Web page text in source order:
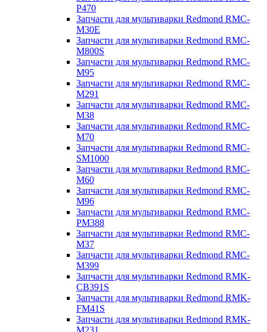
P470
Запчасти для мультиварки Redmond RMC-
M30E
Запчасти для мультиварки Redmond RMC-
M800S
Запчасти для мультиварки Redmond RMC-
M95
Запчасти для мультиварки Redmond RMC-
M291
Запчасти для мультиварки Redmond RMC-
M38
Запчасти для мультиварки Redmond RMC-
M70
Запчасти для мультиварки Redmond RMC-
SM1000
Запчасти для мультиварки Redmond RMC-
M60
Запчасти для мультиварки Redmond RMC-
M96
Запчасти для мультиварки Redmond RMC-
PM388
Запчасти для мультиварки Redmond RMC-
M37
Запчасти для мультиварки Redmond RMC-
M399
Запчасти для мультиварки Redmond RMK-
CB391S
Запчасти для мультиварки Redmond RMK-
FM41S
Запчасти для мультиварки Redmond RMK-
M231